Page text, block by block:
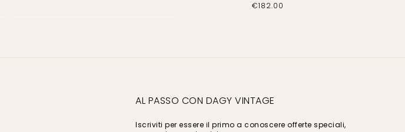
€182.00
AL PASSO CON DAGY VINTAGE
Iscriviti per essere il primo a conoscere offerte speciali,